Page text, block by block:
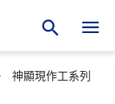
神顯現作工系列